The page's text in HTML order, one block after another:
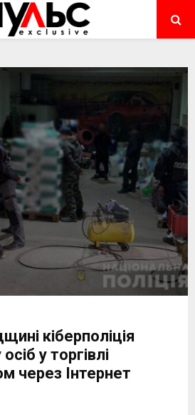
кіберполіція
у торгівлі
через Інтернет